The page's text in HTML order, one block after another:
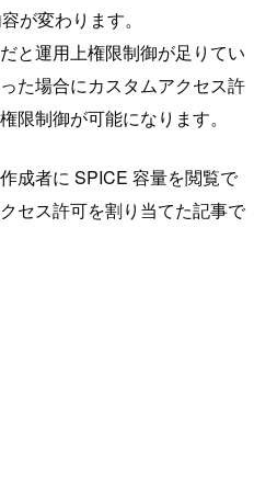
が変わります。
と運用上権限制御が足りてい
た場合にカスタムアクセス許
限制御が可能になります。
成者に SPICE 容量を閲覧で
セス許可を割り当てた記事で